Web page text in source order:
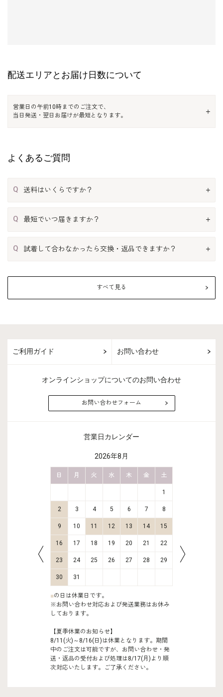
配送エリアとお届け日数について
営業日の午前10時までのご注文で、
当日発送・翌日お届けが最短となります。
よくあるご質問
Q 送料はいくらですか？
Q 最短でいつ届きますか？
Q 試着して合わなかったら交換・返品できますか？
すべて見る
ご利用ガイド お問い合わせ
オンラインショップについてのお問い合わせ
お問い合わせフォーム
営業日カレンダー
2026年8月
日 月 火 水 木 金 土
1
2 3 4 5 6 7 8
9 10 11 12 13 14 15
16 17 18 19 20 21 22
23 24 25 26 27 28 29
30 31
■の日は休業日です。
※お問い合わせ対応および発送業務はお休み
しております。
【夏季休業のお知らせ】
8/11(火)～8/16(日)は休業となります。期間
中のご注文は可能ですが、お問い合わせ・発
送・返品の受付および処理は8/17(月)より順
次対応いたします。ご了承ください。